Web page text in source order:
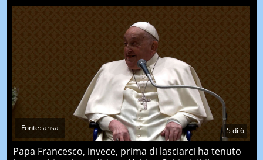
5di 6
Fonte: ansa
Papa Francesco, invece, prima di lasciarci ha tenuto